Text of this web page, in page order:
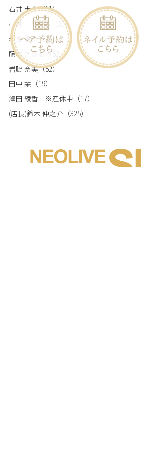
石井 歩奈（11）
小林 奈々美
（31）
我妻 怜奈（18）
藤本 あかね （52）
岩脇 奈美（52）
田中 栞 （19）
澤田 綾香 ※産休中 （17）
(店長)鈴木 伸之介 （325）